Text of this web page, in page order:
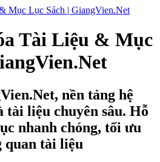
Tài Liệu & Mục
nền tảng hệ
tài liệu chuyên sâu. Hỗ
nhanh chóng, tối ưu
quan tài liệu